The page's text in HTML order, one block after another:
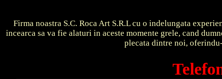
Firma noastra S.C. Roca Art S.R.L cu o indelungata
incearca sa va fie alaturi in aceste momente grele, cand
plecata dintre noi,